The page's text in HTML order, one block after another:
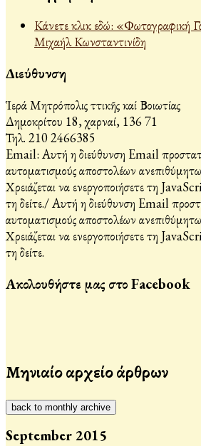
Κάνετε κλικ εδώ: «Φωτογραφική
Μιχαήλ Κωνσταντινίδη
Διεύθυνση
Ἱερά Μητρόπολις Ἀττικῆς καί Βοιωτίας
Δημοκρίτου 18, Ἀχαρναί, 136 71
Τηλ. 210 2466385
Email: Αυτή η διεύθυνση Email
αυτοματισμούς αποστολέων
Χρειάζεται να ενεργοποιήσετε τη
τη δείτε./Αυτή η διεύθυνση Email
αυτοματισμούς αποστολέων
Χρειάζεται να ενεργοποιήσετε τη
τη δείτε.
Ακολουθήστε μας στο Facebook
Μηνιαίο αρχείο άρθρων
back to monthly archive
September 2015